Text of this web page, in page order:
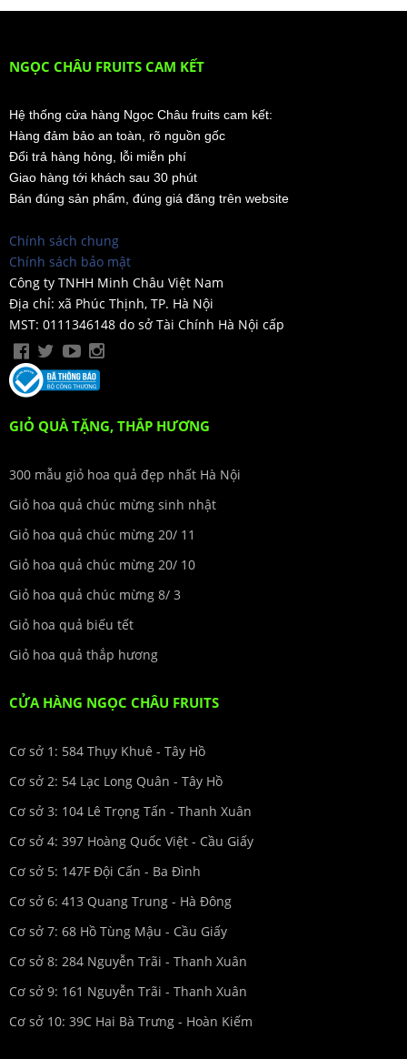
NGỌC CHÂU FRUITS CAM KẾT
Hệ thống cửa hàng Ngọc Châu fruits cam kết:
Hàng đảm bảo an toàn, rõ nguồn gốc
Đổi trả hàng hỏng, lỗi miễn phí
Giao hàng tới khách sau 30 phút
Bán đúng sản phẩm, đúng giá đăng trên website
Chính sách chung
Chính sách bảo mật
Công ty TNHH Minh Châu Việt Nam
Địa chỉ: xã Phúc Thịnh, TP. Hà Nội
MST: 0111346148 do sở Tài Chính Hà Nội cấp
GIỎ QUÀ TẶNG, THẮP HƯƠNG
300 mẫu giỏ hoa quả đẹp nhất Hà Nội
Giỏ hoa quả chúc mừng sinh nhật
Giỏ hoa quả chúc mừng 20/ 11
Giỏ hoa quả chúc mừng 20/ 10
Giỏ hoa quả chúc mừng 8/ 3
Giỏ hoa quả biếu tết
Giỏ hoa quả thắp hương
CỬA HÀNG NGỌC CHÂU FRUITS
Cơ sở 1: 584 Thụy Khuê - Tây Hồ
Cơ sở 2: 54 Lạc Long Quân - Tây Hồ
Cơ sở 3: 104 Lê Trọng Tấn - Thanh Xuân
Cơ sở 4: 397 Hoàng Quốc Việt - Cầu Giấy
Cơ sở 5: 147F Đội Cấn - Ba Đình
Cơ sở 6: 413 Quang Trung - Hà Đông
Cơ sở 7: 68 Hồ Tùng Mậu - Cầu Giấy
Cơ sở 8: 284 Nguyễn Trãi - Thanh Xuân
Cơ sở 9: 161 Nguyễn Trãi - Thanh Xuân
Cơ sở 10: 39C Hai Bà Trưng - Hoàn Kiếm